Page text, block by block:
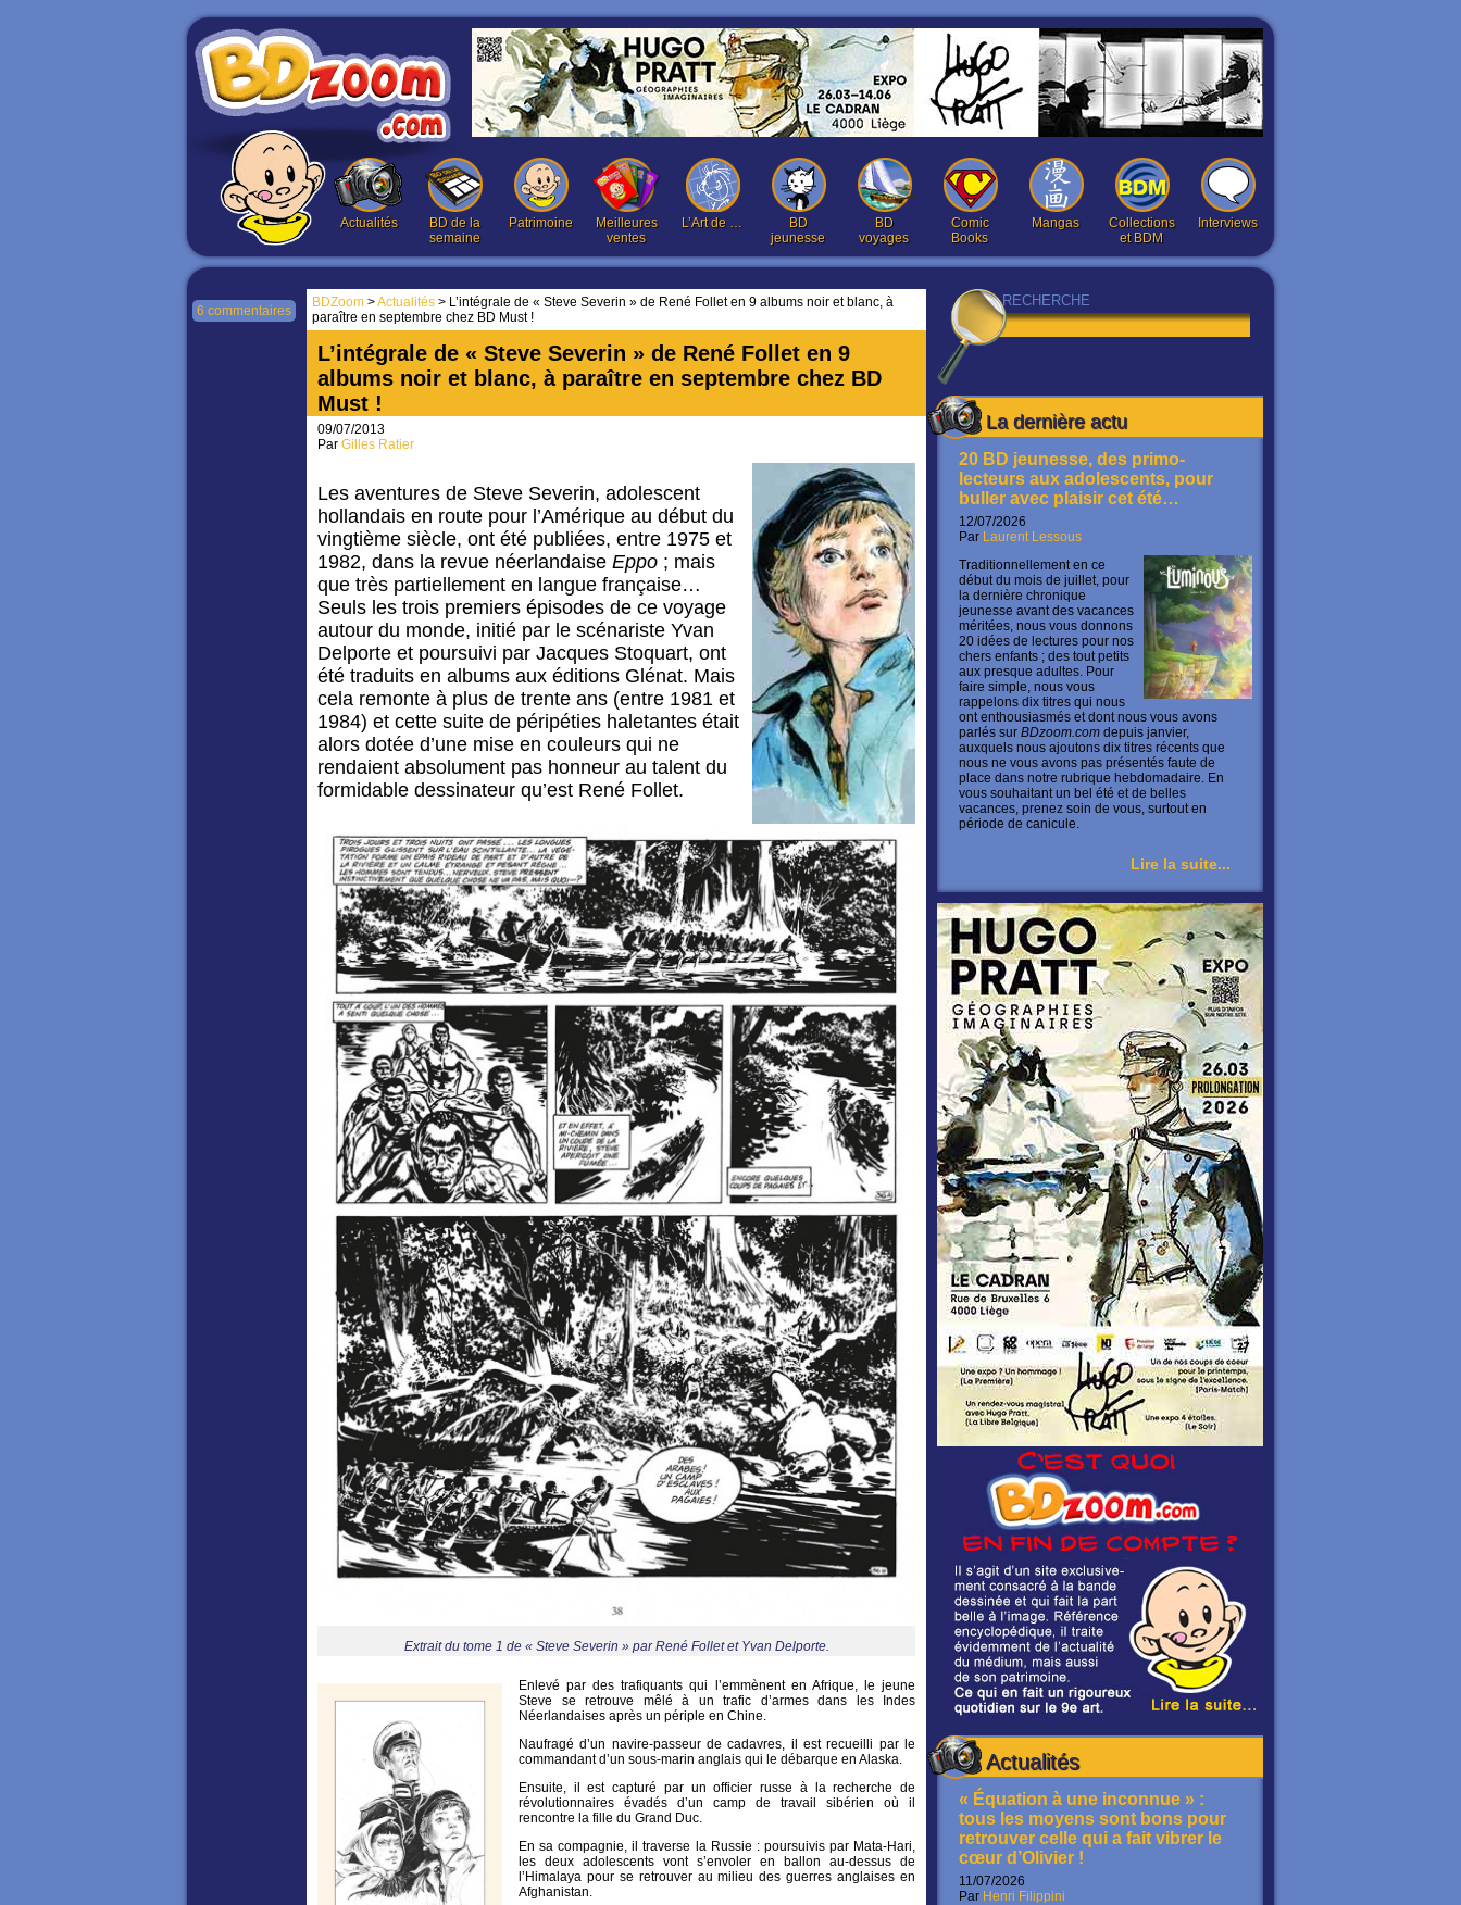
Actualités
BD de la
semaine
Patrimoine
Meilleures
ventes
L’Art de …
BD
jeunesse
BD
voyages
Comic
Books
Mangas
Collections
et BDM
Interviews
La dernière actu
20 BD jeunesse, des primo-
lecteurs aux adolescents, pour
buller avec plaisir cet été…
12/07/2026
Par Laurent Lessous
Traditionnellement en ce
début du mois de juillet, pour
la dernière chronique
jeunesse avant des vacances
méritées, nous vous donnons
20 idées de lectures pour nos
chers enfants ; des tout petits
aux presque adultes. Pour
faire simple, nous vous
rappelons dix titres qui nous
ont enthousiasmés et dont nous vous avons
parlés sur BDzoom.com depuis janvier,
auxquels nous ajoutons dix titres récents que
nous ne vous avons pas présentés faute de
place dans notre rubrique hebdomadaire. En
vous souhaitant un bel été et de belles
vacances, prenez soin de vous, surtout en
période de canicule.
Lire la suite...
Actualités
« Équation à une inconnue » :
tous les moyens sont bons pour
retrouver celle qui a fait vibrer le
cœur d’Olivier !
11/07/2026
Par Henri Filippini
BDZoom >Actualités > L’intégrale de « Steve Severin » de René Follet en 9 albums noir et blanc, à
paraître en septembre chez BD Must !
6 commentaires
L’intégrale de « Steve Severin » de René Follet en 9
albums noir et blanc, à paraître en septembre chez BD
Must !
09/07/2013
Par Gilles Ratier
Les aventures de Steve Severin, adolescent
hollandais en route pour l’Amérique au début du
vingtième siècle, ont été publiées, entre 1975 et
1982, dans la revue néerlandaise Eppo ; mais
que très partiellement en langue française…
Seuls les trois premiers épisodes de ce voyage
autour du monde, initié par le scénariste Yvan
Delporte et poursuivi par Jacques Stoquart, ont
été traduits en albums aux éditions Glénat. Mais
cela remonte à plus de trente ans (entre 1981 et
1984) et cette suite de péripéties haletantes était
alors dotée d’une mise en couleurs qui ne
rendaient absolument pas honneur au talent du
formidable dessinateur qu’est René Follet.
Extrait du tome 1 de « Steve Severin » par René Follet et Yvan Delporte.
Enlevé par des trafiquants qui l’emmènent en Afrique, le jeune
Steve se retrouve mêlé à un trafic d’armes dans les Indes
Néerlandaises après un périple en Chine.
Naufragé d’un navire-passeur de cadavres, il est recueilli par le
commandant d’un sous-marin anglais qui le débarque en Alaska.
Ensuite, il est capturé par un officier russe à la recherche de
révolutionnaires évadés d’un camp de travail sibérien où il
rencontre la fille du Grand Duc.
En sa compagnie, il traverse la Russie : poursuivis par Mata-Hari,
les deux adolescents vont s’envoler en ballon au-dessus de
l’Himalaya pour se retrouver au milieu des guerres anglaises en
Afghanistan.